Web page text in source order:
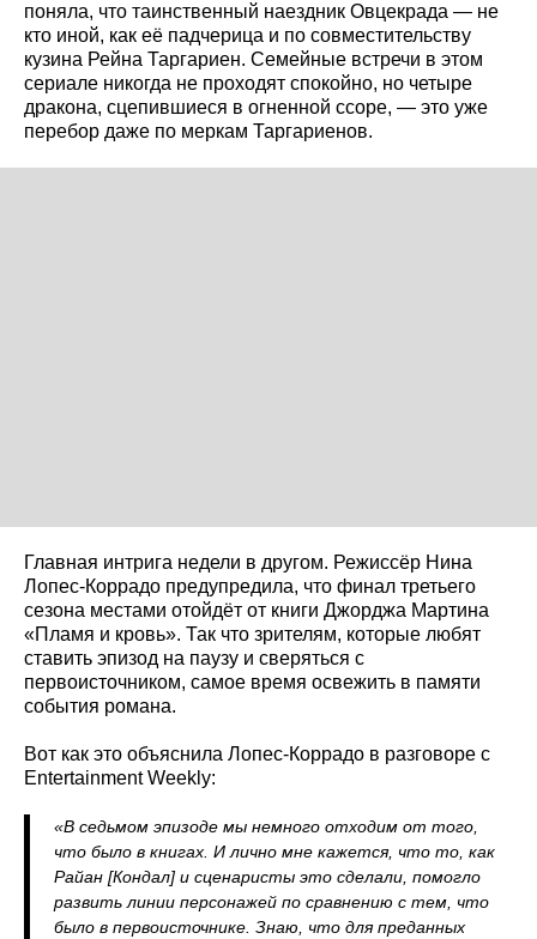
поняла, что таинственный наездник Овцекрада — не
кто иной, как её падчерица и по совместительству
кузина Рейна Таргариен. Семейные встречи в этом
сериале никогда не проходят спокойно, но четыре
дракона, сцепившиеся в огненной ссоре, — это уже
перебор даже по меркам Таргариенов.
Главная интрига недели в другом. Режиссёр Нина
Лопес-Коррадо предупредила, что финал третьего
сезона местами отойдёт от книги Джорджа Мартина
«Пламя и кровь». Так что зрителям, которые любят
ставить эпизод на паузу и сверяться с
первоисточником, самое время освежить в памяти
события романа.
Вот как это объяснила Лопес-Коррадо в разговоре с
Entertainment Weekly:
«В седьмом эпизоде мы немного отходим от того,
что было в книгах. И лично мне кажется, что то, как
Райан [Кондал] и сценаристы это сделали, помогло
развить линии персонажей по сравнению с тем, что
было в первоисточнике. Знаю, что для преданных